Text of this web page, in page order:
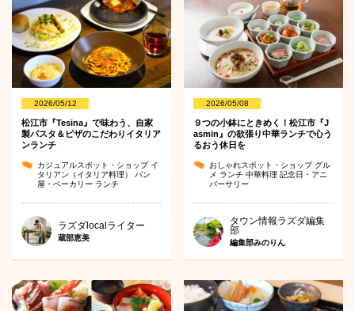
2026/05/12
松江市『Tesina』で味わう、自家
製パスタ＆ピザのこだわりイタリア
ンランチ
カジュアルスポット・ショップ イ
タリアン（イタリア料理） パン
屋・ベーカリー ランチ
ラズダlocalライター
蔵部恵美
2026/05/08
９つの小鉢にときめく！松江市『J
asmin』の欲張り中華ランチで心う
るおう休日を
おしゃれスポット・ショップ グル
メ ランチ中華料理記念日・アニ
バーサリー
タウン情報ラズダ編集
部
編集部みのりん